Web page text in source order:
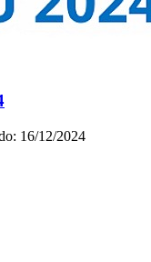
16/12/2024